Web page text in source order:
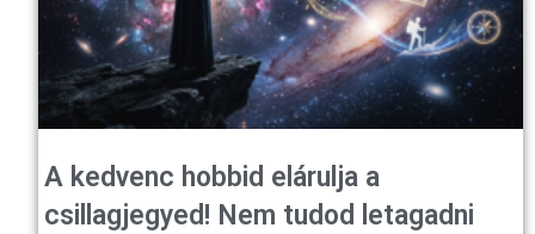
A kedvenc hobbid elárulja a
csillagjegyed! Nem tudod letagadni